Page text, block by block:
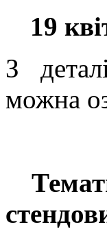
19
З
можна